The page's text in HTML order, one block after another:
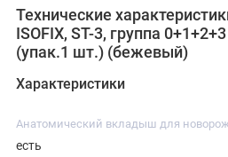
Технические
ISOFIX, ST-3, группа
(упак.1 шт.) (бежевый)
Характеристики
Анатомический вкладыш для
есть